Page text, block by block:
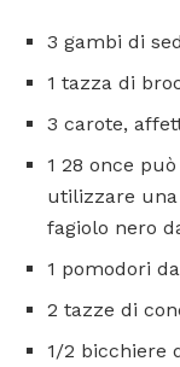
3 gambi di
1 tazza di
3 carote,
1 28 once
utilizzare
fagiolo nero
1 pomodori
2 tazze di
1/2 bicchiere